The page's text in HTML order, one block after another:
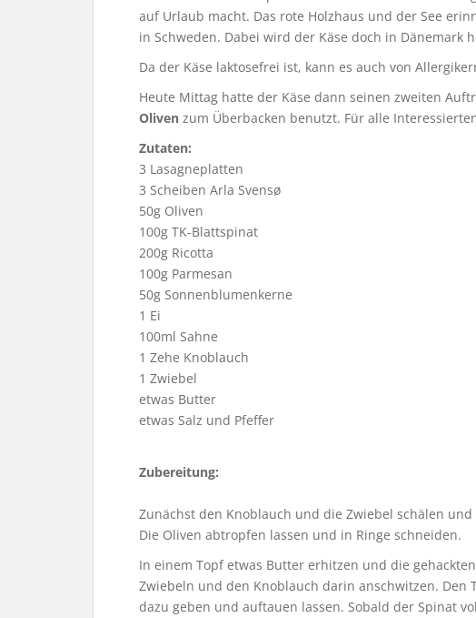
auf Urlaub macht. Das rote Holzhaus und der See
in Schweden. Dabei wird der Käse doch in Dänemark
Da der Käse laktosefrei ist, kann es auch von
Heute Mittag hatte der Käse dann seinen zweiten
Oliven zum Überbacken benutzt. Für alle
Zutaten:
3 Lasagneplatten
3 Scheiben Arla Svensø
50g Oliven
100g TK-Blattspinat
200g Ricotta
100g Parmesan
50g Sonnenblumenkerne
1 Ei
100ml Sahne
1 Zehe Knoblauch
1 Zwiebel
etwas Butter
etwas Salz und Pfeffer
Zubereitung:
Zunächst den Knoblauch und die Zwiebel schälen und
Die Oliven abtropfen lassen und in Ringe schneiden.
In einem Topf etwas Butter erhitzen und die gehackten
Zwiebeln und den Knoblauch darin anschwitzen. Den
dazu geben und auftauen lassen. Sobald der Spinat